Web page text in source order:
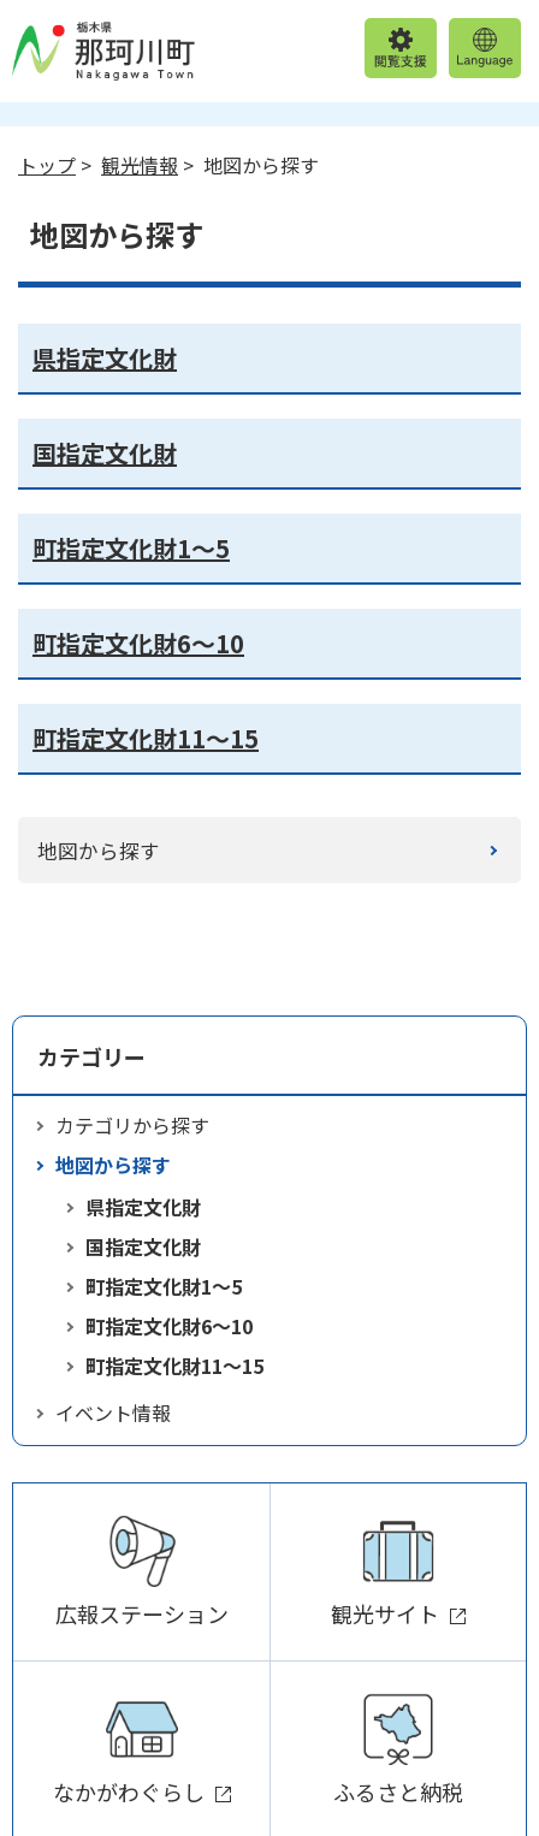
トップ > 観光情報 > 地図から探す
地図から探す
県指定文化財
国指定文化財
町指定文化財1〜5
町指定文化財6〜10
町指定文化財11〜15
地図から探す
カテゴリー
カテゴリから探す
地図から探す
県指定文化財
国指定文化財
町指定文化財1〜5
町指定文化財6〜10
町指定文化財11〜15
イベント情報
広報ステーション 観光サイト
なかがわぐらし ふるさと納税